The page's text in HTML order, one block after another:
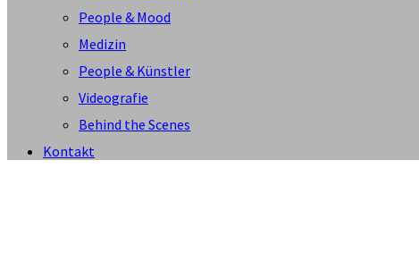
People & Mood
Medizin
People & Künstler
Videografie
Behind the Scenes
Kontakt